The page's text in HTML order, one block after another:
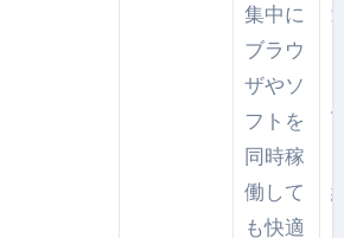
集中に
ブラウ
ザやソ
フトを
同時稼
働して
も快適